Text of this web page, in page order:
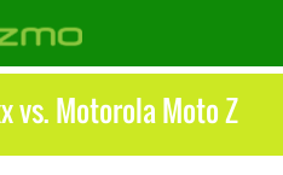
vs. Motorola Moto Z